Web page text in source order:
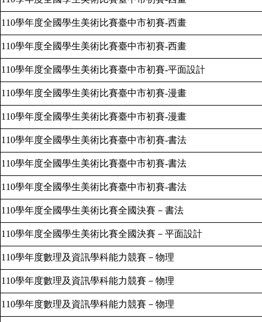
110學年度全國學生美術比賽臺中市初賽-西畫
110學年度全國學生美術比賽臺中市初賽-西畫
110學年度全國學生美術比賽臺中市初賽-平面設計
110學年度全國學生美術比賽臺中市初賽-漫畫
110學年度全國學生美術比賽臺中市初賽-漫畫
110學年度全國學生美術比賽臺中市初賽-書法
110學年度全國學生美術比賽臺中市初賽-書法
110學年度全國學生美術比賽臺中市初賽-書法
110學年度全國學生美術比賽全國決賽－書法
110學年度全國學生美術比賽全國決賽－平面設計
110學年度數理及資訊學科能力競賽－物理
110學年度數理及資訊學科能力競賽－物理
110學年度數理及資訊學科能力競賽－物理